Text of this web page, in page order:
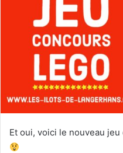
Et oui, voici le nouveau jeu